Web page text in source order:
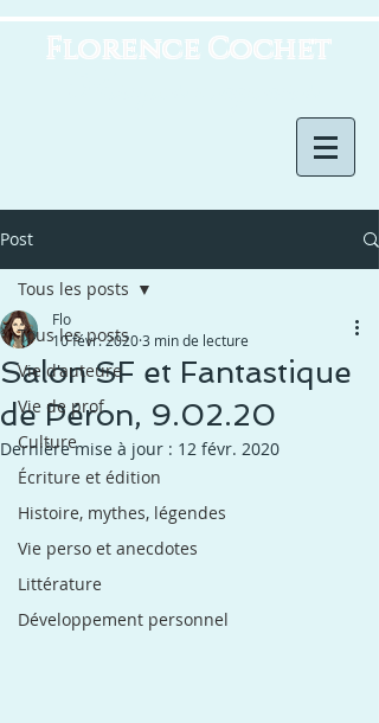
Florence Cochet
Post
Tous les posts
Vie d'auteure
Vie de prof
Culture
Écriture et édition
Histoire, mythes, légendes
Vie perso et anecdotes
Littérature
Développement personnel
Tous les posts
Salon SF et Fantastique
de Péron, 9.02.20
Flo
10 févr. 20203 min de lecture
Dernière mise à jour : 12 févr. 2020